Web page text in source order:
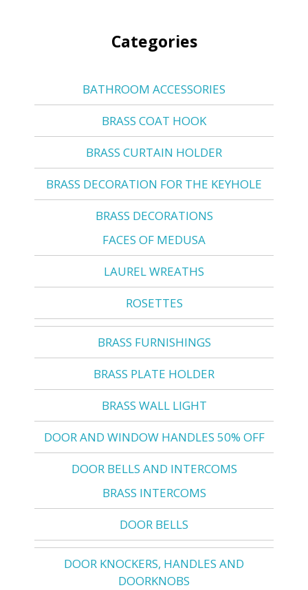
Categories
BATHROOM ACCESSORIES
BRASS COAT HOOK
BRASS CURTAIN HOLDER
BRASS DECORATION FOR THE KEYHOLE
BRASS DECORATIONS
FACES OF MEDUSA
LAUREL WREATHS
ROSETTES
BRASS FURNISHINGS
BRASS PLATE HOLDER
BRASS WALL LIGHT
DOOR AND WINDOW HANDLES 50% OFF
DOOR BELLS AND INTERCOMS
BRASS INTERCOMS
DOOR BELLS
DOOR KNOCKERS, HANDLES AND
DOORKNOBS